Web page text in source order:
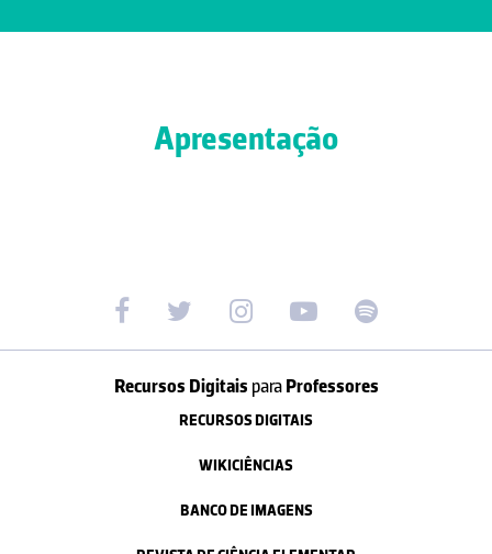
Apresentação
Recursos Digitais paraProfessores
RECURSOS DIGITAIS
WIKICIÊNCIAS
BANCO DE IMAGENS